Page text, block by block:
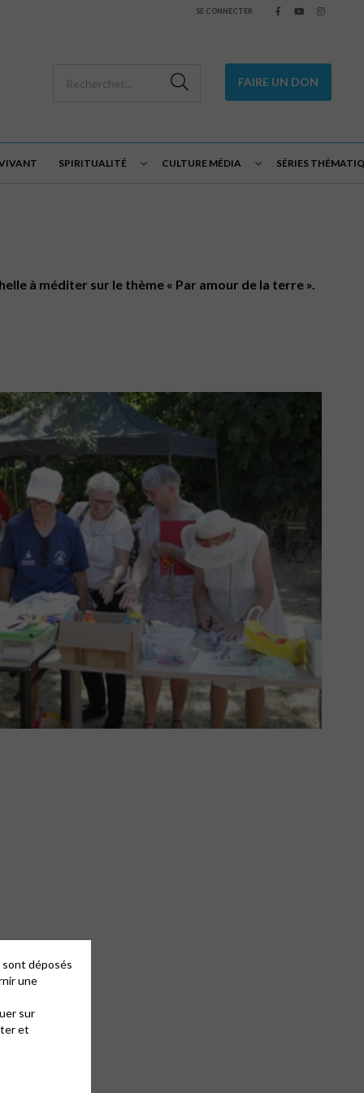
SE CONNECTER
FAIRE UN DON
VIVANT SPIRITUALITÉ CULTURE MÉDIA SÉRIES
à méditer sur le thème « Par amour de la terre ».
déposés
une
sur
et